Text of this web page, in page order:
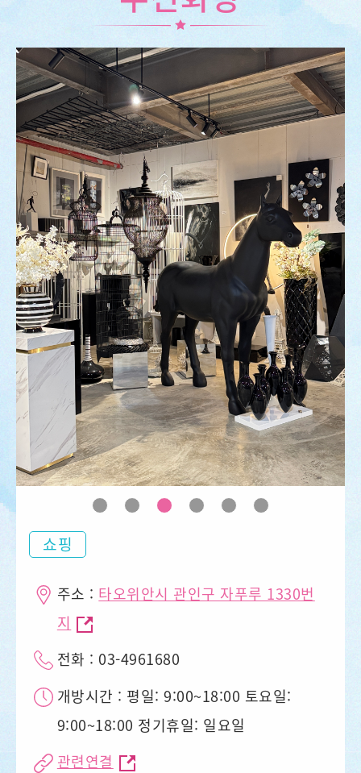
쇼핑
주소 : 타오위안시 관인구 자푸루 1330번
지
전화 : 03-4961680
개방시간 : 평일: 9:00~18:00 토요일:
9:00~18:00 정기휴일: 일요일
관련연결